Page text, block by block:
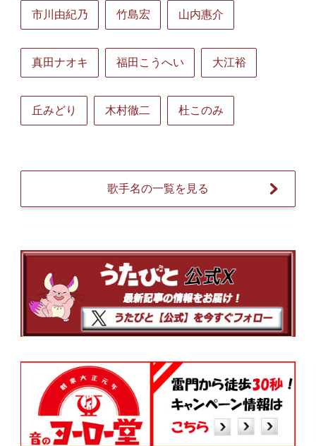
市川由紀乃 竹島宏 山内惠介
真田ナオキ 福田こうへい 大江裕
丘みどり 木村徹二 杜このみ
歌手名の一覧を見る